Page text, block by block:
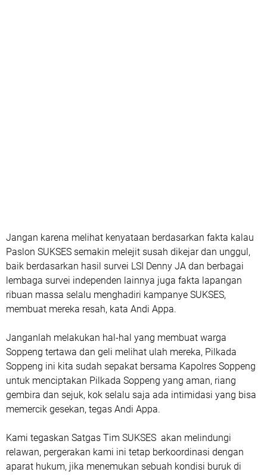
Jangan karena melihat kenyataan berdasarkan fakta kalau
Paslon SUKSES semakin melejit susah dikejar dan unggul,
baik berdasarkan hasil survei LSI Denny JA dan berbagai
lembaga survei independen lainnya juga fakta lapangan
ribuan massa selalu menghadiri kampanye SUKSES,
membuat mereka resah, kata Andi Appa.
Janganlah melakukan hal-hal yang membuat warga
Soppeng tertawa dan geli melihat ulah mereka, Pilkada
Soppeng ini kita sudah sepakat bersama Kapolres Soppeng
untuk menciptakan Pilkada Soppeng yang aman, riang
gembira dan sejuk, kok selalu saja ada intimidasi yang bisa
memercik gesekan, tegas Andi Appa.
Kami tegaskan Satgas Tim SUKSES akan melindungi
relawan, pergerakan kami ini tetap berkoordinasi dengan
aparat hukum, jika menemukan sebuah kondisi buruk di